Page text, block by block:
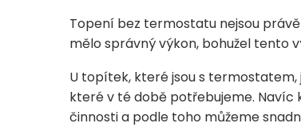
Topení bez termostatu nejsou
mělo správný výkon, bohužel tento
U topítek, které jsou s
které v té době potřebujeme. Navíc
činnosti a podle toho můžeme